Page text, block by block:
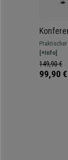
Design und
Zum
[+Info]
149,90 €
99,90 €